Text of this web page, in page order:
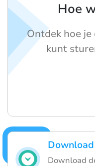
Download
Hoe
Ontdek hoe
kunt